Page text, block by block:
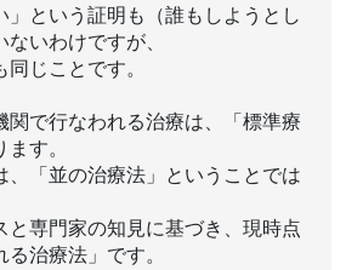
」という証明も（誰もしようとし
いわけですが、
じことです。
関で行なわれる治療は、「標準療
す。
、「並の治療法」ということでは
と専門家の知見に基づき、現時点
治療法」です。